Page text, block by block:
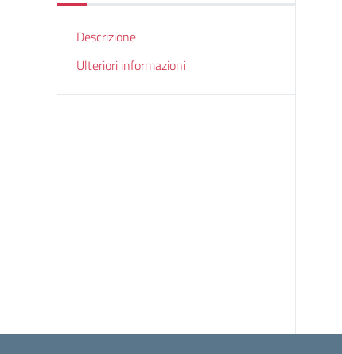
Descrizione
Ulteriori informazioni